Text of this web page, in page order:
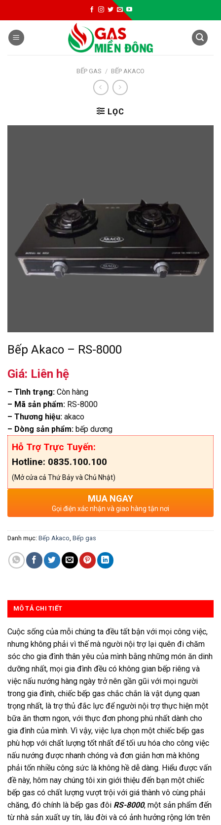
to
content
BẾP GAS / BẾP AKACO
LỌC
Bếp Akaco – RS-8000
Giá: Liên hệ
– Tình trạng: Còn hàng
– Mã sản phẩm: RS-8000
– Thương hiệu: akaco
– Dòng sản phẩm: bếp dương
Hỗ Trợ Trực Tuyến:
Hotline: 0835.100.100
(Mở cửa cả Thứ Bảy và Chủ Nhật)
MUA NGAY
Gọi điện xác nhận và giao hàng tận nơi
Danh mục: Bếp Akaco, Bếp gas
MÔ TẢ CHI TIẾT
Cuộc sống của mỗi chúng ta đều tất bận với mọi công việc,
nhưng không phải vì thế mà người nội trợ lại quên đi chăm
sóc cho gia đình thân yêu của mình bằng những món ăn dinh
dưỡng nhất, mọi gia đình đều có không gian bếp riêng và
việc nấu nướng hàng ngày trở nên gần gũi với mọi người
trong gia đình, chiếc bếp gas chắc chắn là vật dụng quan
trọng nhất, là trợ thủ đắc lực để người nội trợ thực hiện một
bữa ăn thơm ngon, với thực đơn phong phú nhất dành cho
gia đình của mình. Vì vậy, việc lựa chọn một chiếc bếp gas
phù hợp với chất lượng tốt nhất để tối ưu hóa cho công việc
nấu nướng được nhanh chóng và đơn giản hơn mà không
phải tốn nhiều công sức là không hề dễ dàng. Hiểu được vấn
đề này, hôm nay chúng tôi xin giới thiệu đến bạn một chiếc
bếp gas có chất lượng vượt trội với giá thành vô cùng phải
chăng, đó chính là bếp gas đôi RS-8000, một sản phẩm đến
từ nhà sản xuất uy tín, lâu đời và có ảnh hưởng rộng lớn trên